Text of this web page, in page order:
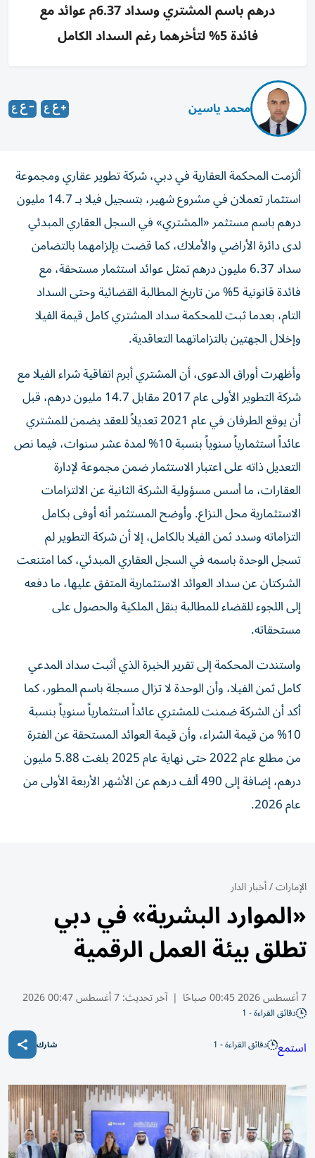
درهم باسم المشتري وسداد 6.37م عوائد مع
فائدة 5% لتأخرهما رغم السداد الكامل
محمد ياسين
ألزمت المحكمة العقارية في دبي، شركة تطوير عقاري ومجموعة
استثمار تعملان في مشروع شهير، بتسجيل فيلا بـ 14.7 مليون
درهم باسم مستثمر «المشتري» في السجل العقاري المبدئي
لدى دائرة الأراضي والأملاك، كما قضت بإلزامهما بالتضامن
سداد 6.37 مليون درهم تمثل عوائد استثمار مستحقة، مع
فائدة قانونية 5% من تاريخ المطالبة القضائية وحتى السداد
التام، بعدما ثبت للمحكمة سداد المشتري كامل قيمة الفيلا
وإخلال الجهتين بالتزاماتهما التعاقدية.
وأظهرت أوراق الدعوى، أن المشتري أبرم اتفاقية شراء الفيلا مع
شركة التطوير الأولى عام 2017 مقابل 14.7 مليون درهم، قبل
أن يوقع الطرفان في عام 2021 تعديلاً للعقد يضمن للمشتري
عائداً استثمارياً سنوياً بنسبة 10% لمدة عشر سنوات، فيما نص
التعديل ذاته على اعتبار الاستثمار ضمن مجموعة لإدارة
العقارات، ما أسس مسؤولية الشركة الثانية عن الالتزامات
الاستثمارية محل النزاع. وأوضح المستثمر أنه أوفى بكامل
التزاماته وسدد ثمن الفيلا بالكامل، إلا أن شركة التطوير لم
تسجل الوحدة باسمه في السجل العقاري المبدئي، كما امتنعت
الشركتان عن سداد العوائد الاستثمارية المتفق عليها، ما دفعه
إلى اللجوء للقضاء للمطالبة بنقل الملكية والحصول على
مستحقاته.
واستندت المحكمة إلى تقرير الخبرة الذي أثبت سداد المدعي
كامل ثمن الفيلا، وأن الوحدة لا تزال مسجلة باسم المطور، كما
أكد أن الشركة ضمنت للمشتري عائداً استثمارياً سنوياً بنسبة
10% من قيمة الشراء، وأن قيمة العوائد المستحقة عن الفترة
من مطلع عام 2022 حتى نهاية عام 2025 بلغت 5.88 مليون
درهم، إضافة إلى 490 ألف درهم عن الأشهر الأربعة الأولى من
عام 2026.
الإمارات/أخبار الدار
«الموارد البشرية» في دبي
تطلق بيئة العمل الرقمية
7 أغسطس 2026 00:45 صباحًا | آخر تحديث:7 أغسطس 00:47 2026
دقائق القراءة - 1
استمع دقائق القراءة - 1 شارك